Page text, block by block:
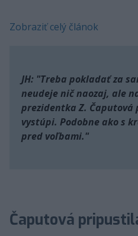
Zobraziť celý článok
JH: "Treba pokladať za
neudeje nič naozaj, ale
prezidentka Z.
vystúpi. Podobne ako s
pred voľbami."
Čaputová